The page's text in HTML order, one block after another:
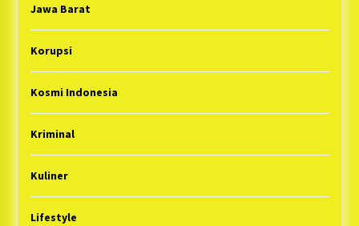
Jawa Barat
Korupsi
Kosmi Indonesia
Kriminal
Kuliner
Lifestyle